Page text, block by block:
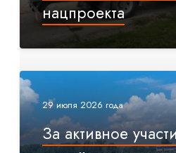
нацпроекта
29 июля 2026 года
За активное